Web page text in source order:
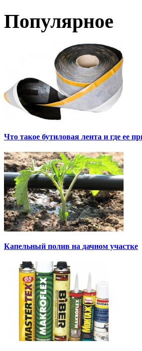
Популярное
Что такое бутиловая лента и где ее
Капельный полив на дачном участке